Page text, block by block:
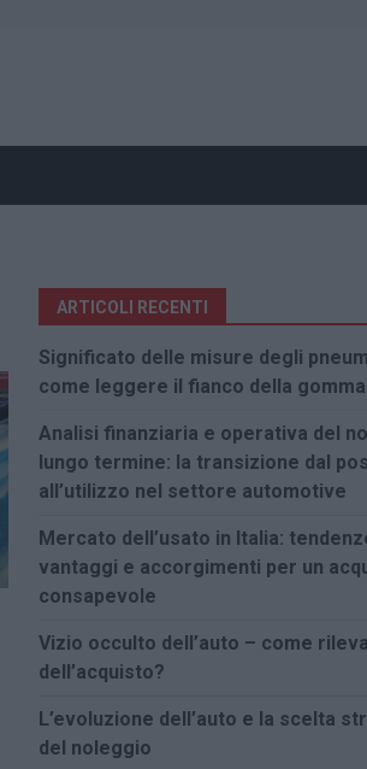
ARTICOLI RECENTI
Significato delle misure degli
come leggere il fianco della gomma
Analisi finanziaria e operativa del
lungo termine: la transizione dal
all’utilizzo nel settore automotive
Mercato dell’usato in Italia:
vantaggi e accorgimenti per un
consapevole
Vizio occulto dell’auto – come
dell’acquisto?
L’evoluzione dell’auto e la scelta
del noleggio